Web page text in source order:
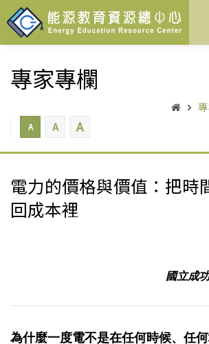
專家專欄
A A A
電力的價格與價值：把時
回成本裡
國立成
為什麼一度電不是在任何時候、任